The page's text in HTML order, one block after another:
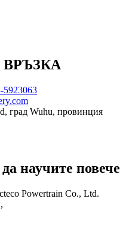
5923063
град Wuhu, провинция
научите повече
Powertrain Co., Ltd.